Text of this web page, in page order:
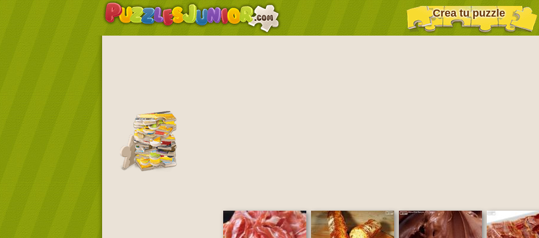
Crea tu puzzle